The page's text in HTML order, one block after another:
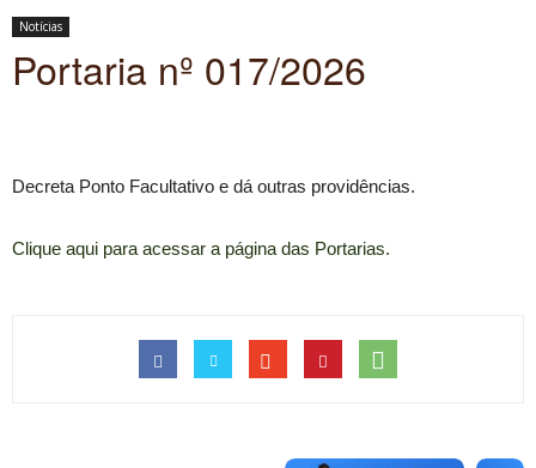
Notícias
Portaria nº 017/2026
Decreta Ponto Facultativo e dá outras providências.
Clique aqui para acessar a página das Portarias.